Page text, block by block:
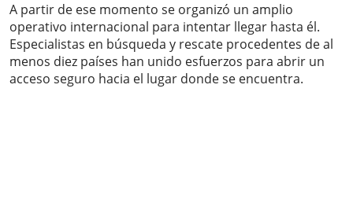
A partir de ese momento se organizó un amplio
operativo internacional para intentar llegar hasta él.
Especialistas en búsqueda y rescate procedentes de al
menos diez países han unido esfuerzos para abrir un
acceso seguro hacia el lugar donde se encuentra.